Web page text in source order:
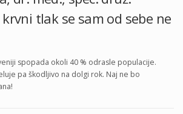
tlak se sam od sebe ne
spopada okoli 40 % odrasle populacije.
pa škodljivo na dolgi rok. Naj ne bo